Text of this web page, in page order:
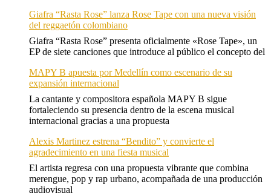
Giafra “Rasta Rose” lanza Rose Tape con una nueva visión
del reggaetón colombiano
Giafra “Rasta Rose” presenta oficialmente «Rose Tape», un
EP de siete canciones que introduce al público el concepto del
MAPY B apuesta por Medellín como escenario de su
expansión internacional
La cantante y compositora española MAPY B sigue
fortaleciendo su presencia dentro de la escena musical
internacional gracias a una propuesta
Alexis Martinez estrena “Bendito” y convierte el
agradecimiento en una fiesta musical
El artista regresa con una propuesta vibrante que combina
merengue, pop y rap urbano, acompañada de una producción
audiovisual